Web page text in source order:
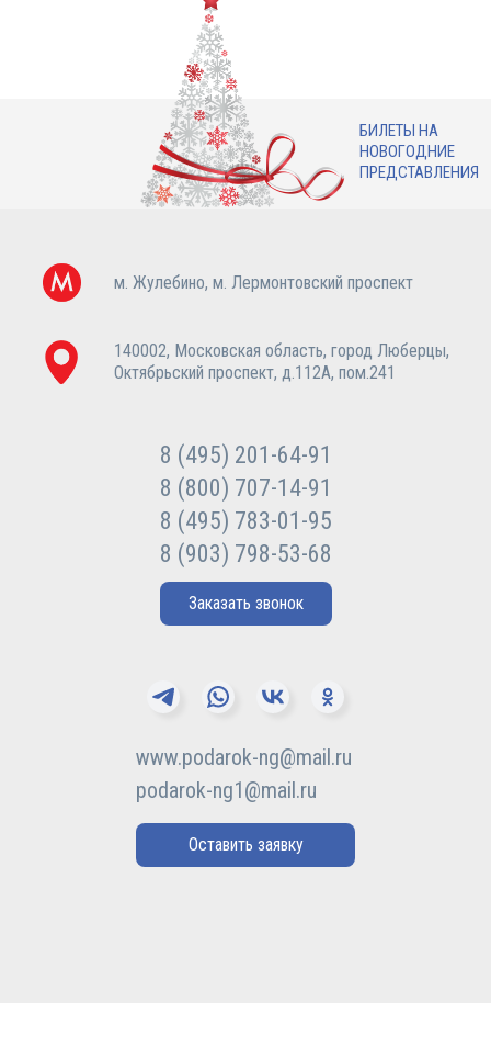
БИЛЕТЫ НА
НОВОГОДНИЕ
ПРЕДСТАВЛЕНИЯ
м. Жулебино, м. Лермонтовский проспект
140002, Московская область, город Люберцы,
Октябрьский проспект, д.112А, пом.241
8 (495) 201-64-91
8 (800) 707-14-91
8 (495) 783-01-95
8 (903) 798-53-68
Заказать звонок
www.podarok-ng@mail.ru
podarok-ng1@mail.ru
Оставить заявку